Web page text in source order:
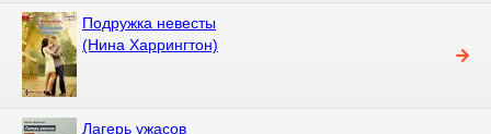
Подружка невесты
(Нина Харрингтон)
Лагерь ужасов